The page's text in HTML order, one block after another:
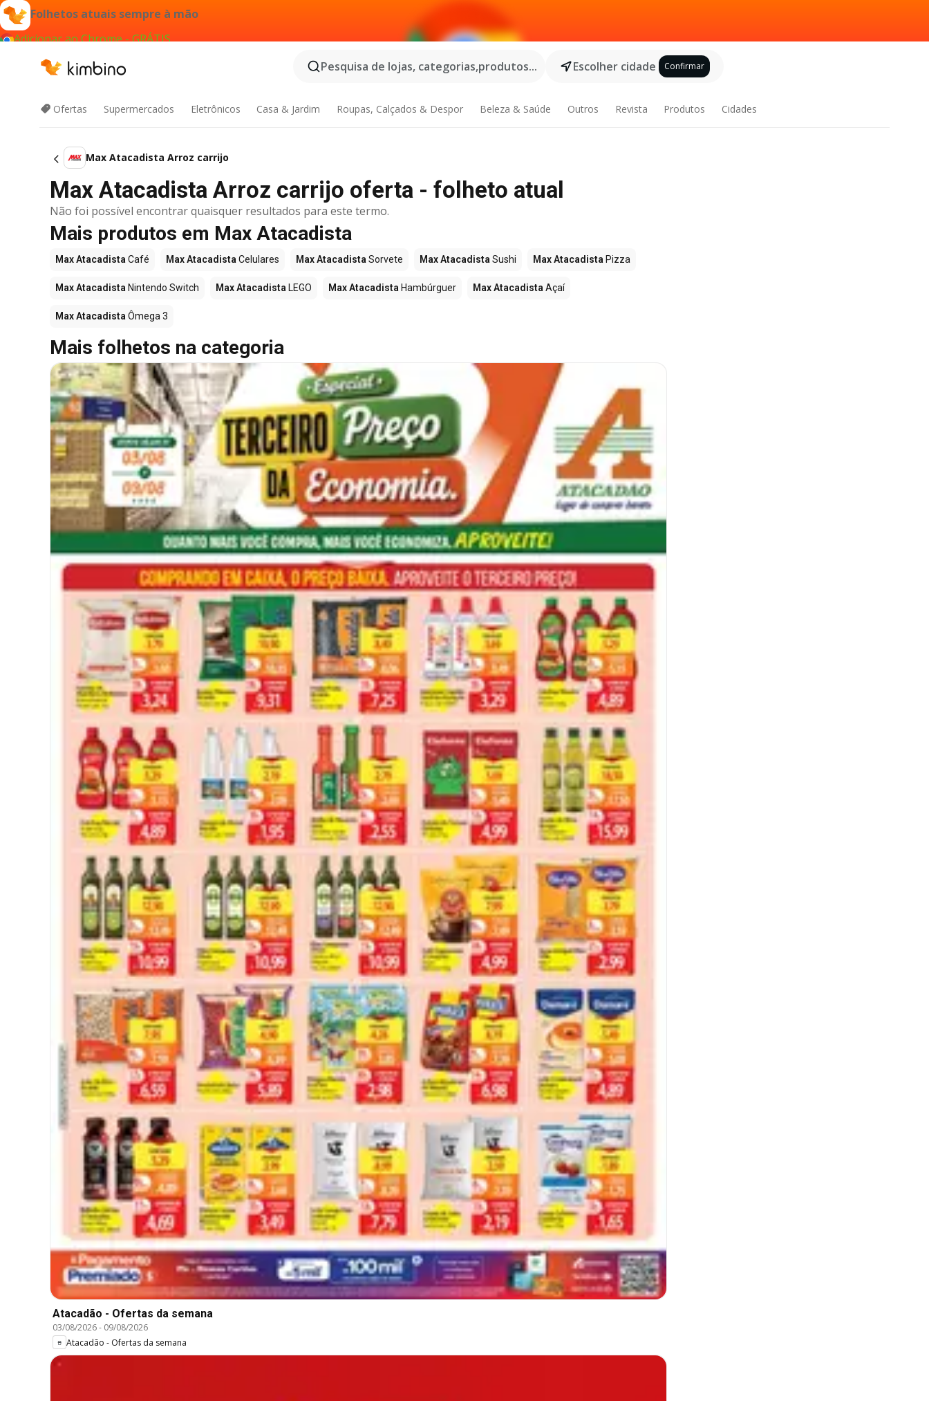
Folhetos atuais sempre à mão
Adicionar ao Chrome - GRÁTIS
Pesquisa de lojas, categorias,produtos...
Escolher cidade Confirmar
Ofertas Supermercados Eletrônicos Casa & Jardim Roupas, Calçados & Despor Beleza & Saúde Outros Revista Produtos Cidades
Max Atacadista Arroz carrijo
Max Atacadista Arroz carrijo oferta - folheto atual
Não foi possível encontrar quaisquer resultados para este termo.
Mais produtos em Max Atacadista
Max Atacadista Café Max Atacadista Celulares Max Atacadista Sorvete Max Atacadista Sushi Max Atacadista Pizza
Max Atacadista Nintendo Switch Max Atacadista LEGO Max Atacadista Hambúrguer Max Atacadista Açaí
Max Atacadista Ômega 3
Mais folhetos na categoria
Atacadão - Ofertas da semana
03/08/2026- 09/08/2026
Atacadão - Ofertas da semana